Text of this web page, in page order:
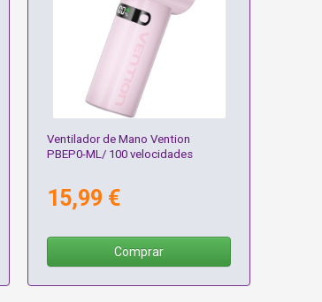
Ventilador de Mano Vention
PBEP0-ML/ 100 velocidades
15,99 €
Comprar